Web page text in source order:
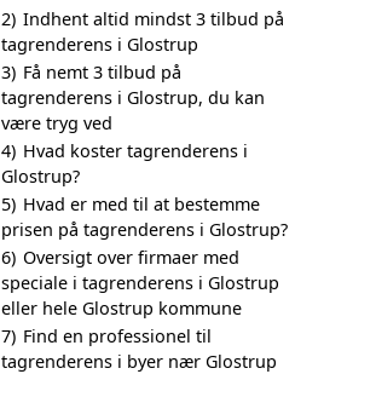
2) Indhent altid mindst 3 tilbud på
tagrenderens i Glostrup
3) Få nemt 3 tilbud på
tagrenderens i Glostrup, du kan
være tryg ved
4) Hvad koster tagrenderens i
Glostrup?
5) Hvad er med til at bestemme
prisen på tagrenderens i Glostrup?
6) Oversigt over firmaer med
speciale i tagrenderens i Glostrup
eller hele Glostrup kommune
7) Find en professionel til
tagrenderens i byer nær Glostrup